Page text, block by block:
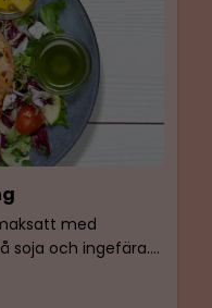
med
soja och ingefära.
Tomater,